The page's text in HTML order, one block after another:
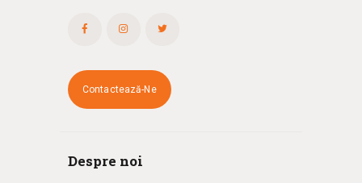
Contactează-Ne
Despre noi